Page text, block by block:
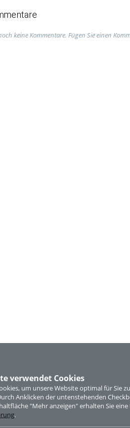
verwendet Cookies
um unsere Website optimal für Sie
Anklicken der untenstehenden
"Mehr anzeigen" erhalten Sie
.
keine Kommentare. Fügen Sie einen